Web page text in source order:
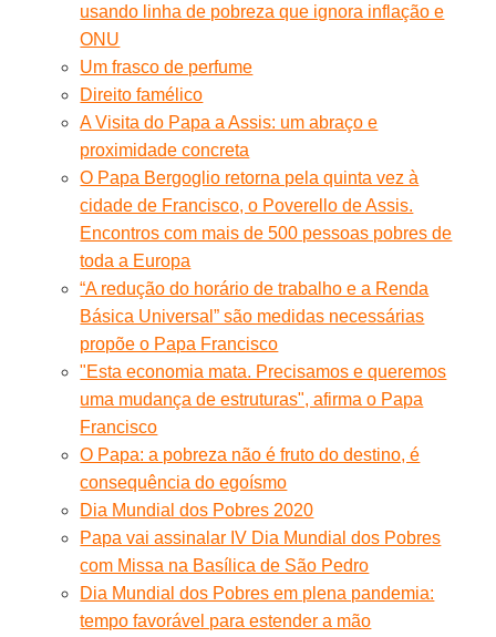
usando linha de pobreza que ignora inflação e
ONU
Um frasco de perfume
Direito famélico
A Visita do Papa a Assis: um abraço e
proximidade concreta
O Papa Bergoglio retorna pela quinta vez à
cidade de Francisco, o Poverello de Assis.
Encontros com mais de 500 pessoas pobres de
toda a Europa
“A redução do horário de trabalho e a Renda
Básica Universal” são medidas necessárias
propõe o Papa Francisco
"Esta economia mata. Precisamos e queremos
uma mudança de estruturas", afirma o Papa
Francisco
O Papa: a pobreza não é fruto do destino, é
consequência do egoísmo
Dia Mundial dos Pobres 2020
Papa vai assinalar IV Dia Mundial dos Pobres
com Missa na Basílica de São Pedro
Dia Mundial dos Pobres em plena pandemia:
tempo favorável para estender a mão